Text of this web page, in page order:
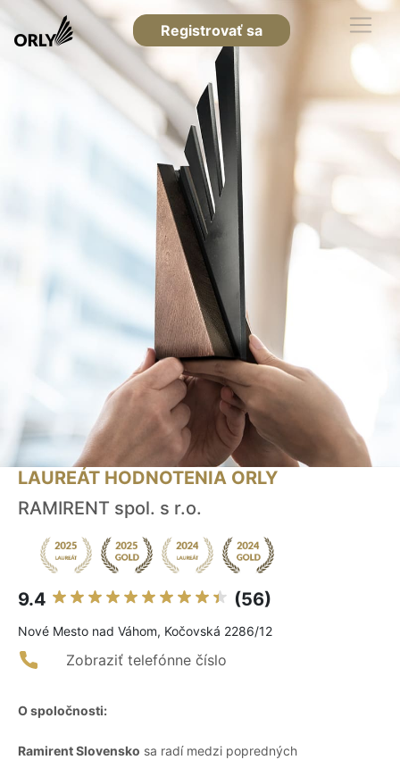
Registrovať sa
LAUREÁT HODNOTENIA ORLY
RAMIRENT spol. s r.o.
9.4 (56)
Nové Mesto nad Váhom, Kočovská 2286/12
Zobraziť telefónne číslo
O spoločnosti:
Ramirent Slovensko sa radí medzi popredných